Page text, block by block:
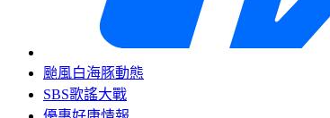
颱風白海豚動態
SBS歌謠大戰